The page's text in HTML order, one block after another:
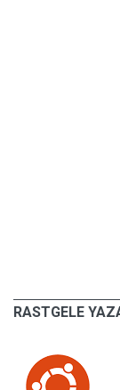
RASTGELE